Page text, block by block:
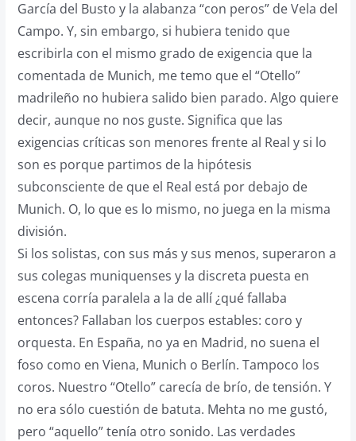
García del Busto y la alabanza “con peros” de Vela del
Campo. Y, sin embargo, si hubiera tenido que
escribirla con el mismo grado de exigencia que la
comentada de Munich, me temo que el “Otello”
madrileño no hubiera salido bien parado. Algo quiere
decir, aunque no nos guste. Significa que las
exigencias críticas son menores frente al Real y si lo
son es porque partimos de la hipótesis
subconsciente de que el Real está por debajo de
Munich. O, lo que es lo mismo, no juega en la misma
división.
Si los solistas, con sus más y sus menos, superaron a
sus colegas muniquenses y la discreta puesta en
escena corría paralela a la de allí ¿qué fallaba
entonces? Fallaban los cuerpos estables: coro y
orquesta. En España, no ya en Madrid, no suena el
foso como en Viena, Munich o Berlín. Tampoco los
coros. Nuestro “Otello” carecía de brío, de tensión. Y
no era sólo cuestión de batuta. Mehta no me gustó,
pero “aquello” tenía otro sonido. Las verdades